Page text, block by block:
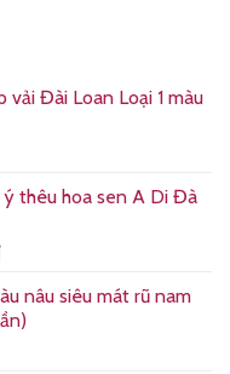
vải Đài Loan Loại 1 màu
₫.
thêu hoa sen A Di Đà
Khoảng
từ
245.000 ₫
nâu siêu mát rũ nam